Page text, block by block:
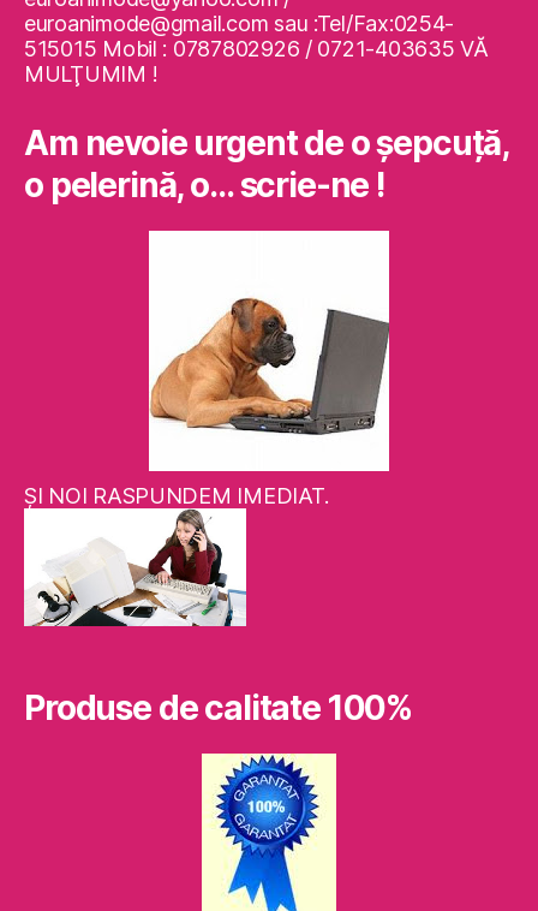
euroanimode@gmail.com sau :Tel/Fax:0254-
515015 Mobil : 0787802926 / 0721-403635 VĂ
MULŢUMIM !
Am nevoie urgent de o şepcuţă,
o pelerină, o… scrie-ne !
ŞI NOI RASPUNDEM IMEDIAT.
Produse de calitate 100%